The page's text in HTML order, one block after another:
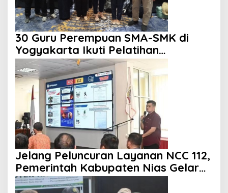
30 Guru Perempuan SMA-SMK di
Yogyakarta Ikuti Pelatihan
Kepemimpinan
Jelang Peluncuran Layanan NCC 112,
Pemerintah Kabupaten Nias Gelar
Sosialisasi